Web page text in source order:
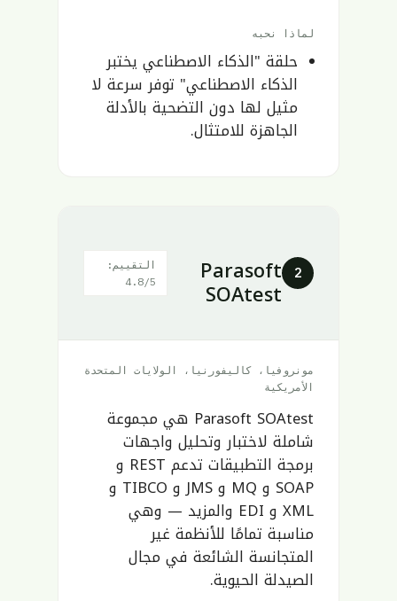
لماذا نحبه
حلقة "الذكاء الاصطناعي يختبر
الذكاء الاصطناعي" توفر سرعة لا
مثيل لها دون التضحية بالأدلة
الجاهزة للامتثال.
2
Parasoft
SOAtest
التقييم:
4.8/5
مونروفيا، كاليفورنيا، الولايات المتحدة
الأمريكية
Parasoft SOAtest هي مجموعة
شاملة لاختبار وتحليل واجهات
برمجة التطبيقات تدعم REST و
SOAP و MQ و JMS و TIBCO و
XML و EDI والمزيد — وهي
مناسبة تمامًا للأنظمة غير
المتجانسة الشائعة في مجال
الصيدلة الحيوية.